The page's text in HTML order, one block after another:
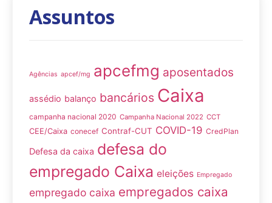
Assuntos
Agências apcef/mg apcefmg aposentados
assédio balanço bancários Caixa
campanha nacional 2020 Campanha Nacional 2022 CCT
CEE/Caixa conecef Contraf-CUT COVID-19 CredPlan
Defesa da caixa defesa do
empregado Caixa eleições Empregado
empregado caixa empregados caixa